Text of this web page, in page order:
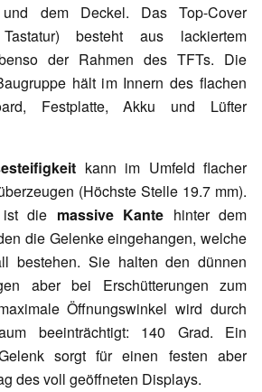
dem Deckel. Das Top-Cover
besteht aus lackiertem
der Rahmen des TFTs. Die
hält im Innern des flachen
Festplatte, Akku und Lüfter
kann im Umfeld flacher
(Höchste Stelle 19.7 mm).
die massive Kante hinter dem
die Gelenke eingehangen, welche
bestehen. Sie halten den dünnen
aber bei Erschütterungen zum
Öffnungswinkel wird durch
beeinträchtigt: 140 Grad. Ein
sorgt für einen festen aber
des voll geöffneten Displays.